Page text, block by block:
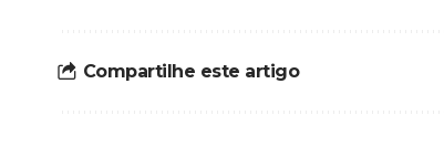
Compartilhe este artigo